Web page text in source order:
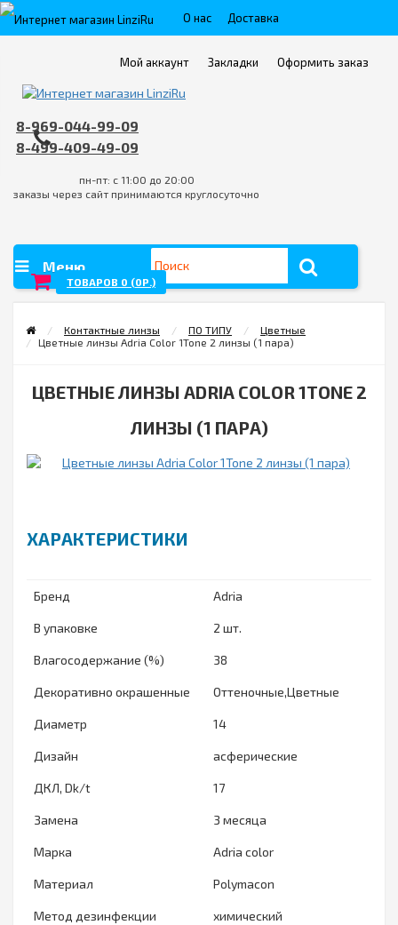
О нас Доставка
Оплата
Мой аккаунт Закладки Оформить заказ
8-969-044-99-09
8-499-409-49-09
пн-пт: с 11:00 до 20:00
заказы через сайт принимаются круглосуточно
ТОВАРОВ 0 (0Р.)
Меню
Контактные линзы ПО ТИПУ
Цветные
Цветные линзы Adria Color 1Tone 2 линзы (1 пара)
ЦВЕТНЫЕ ЛИНЗЫ ADRIA COLOR 1TONE 2
ЛИНЗЫ (1 ПАРА)
ХАРАКТЕРИСТИКИ
Бренд Adria
В упаковке 2 шт.
Влагосодержание (%) 38
Декоративно окрашенные Оттеночные,Цветные
Диаметр 14
Дизайн асферические
ДКЛ, Dk/t 17
Замена 3 месяца
Марка Adria color
Материал Polymacon
Метод дезинфекции химический